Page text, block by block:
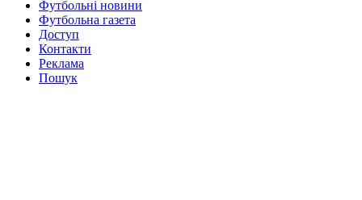
Футбольні новини
Футбольна газета
Доступ
Контакти
Реклама
Пошук